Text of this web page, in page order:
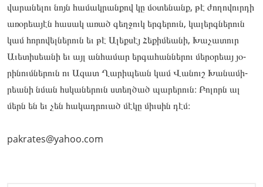
վա­րանե­լու նոյն հա­մակ­րանքով կը մօ­տենանք, թէ ժո­ղովուրդի
առօ­րեայէն հա­սակ առած գեղ­ջուկ եր­գե­րուն, կա­լերգնե­րուն
կամ հո­րովել­նե­րուն եւ թէ Ալեք­սէյ Հե­քիմեանի, Խա­չատուր
Աւե­տիսեանի եւ այլ ան­հա­մար եր­գա­հան­նե­րու մե­րօրեայ յօ­
րինումնե­րուն ու Ազատ Ղա­րիպեան կամ Վա­նուշ Խա­նամի­
րեանի նման հսկա­ներուն ստեղ­ծած պա­րերուն։ Բո­լորն ալ
մերն են եւ չեն հա­կադ­րուած մէ­կը միւ­սին դէմ։
pakrates@yahoo.com